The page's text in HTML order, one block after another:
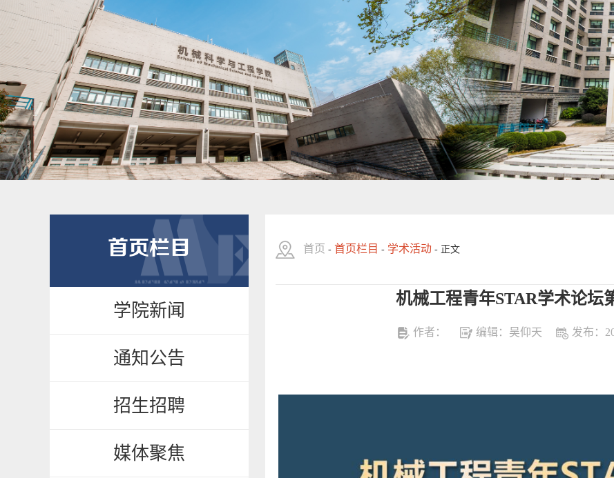
首页栏目
学院新闻
通知公告
招生招聘
媒体聚焦
首页 - 首页栏目 - 学术活动 - 正文
机械工程青年STAR学术论坛
作者： 编辑：吴仰天 发布：